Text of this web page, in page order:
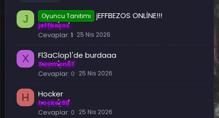
J Oyuncu Tanıtımı jEFFBEZOS ONLİNE!!!
jeffbezos
Cevaplar 1 25 Nis 2026
X Fl3aClop1'de burdaaa
Xwomen67
Cevaplar 0 25 Nis 2026
H Hocker
hocker99
Cevaplar 0 25 Nis 2026